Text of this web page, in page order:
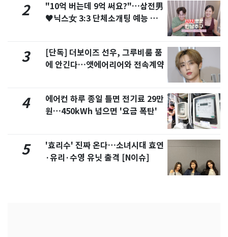
2
"10억 버는데 9억 써요?"…삼전男
♥닉스女 3:3 단체소개팅 예능 화
3
[단독] 더보이즈 선우, 그루비룸 품
에 안긴다…앳에어리어와 전속계약
4
에어컨 하루 종일 틀면 전기료 29만
원…450kWh 넘으면 '요금 폭탄'
5
'효리수' 진짜 온다…소녀시대 효연
·유리·수영 유닛 출격 [N이슈]